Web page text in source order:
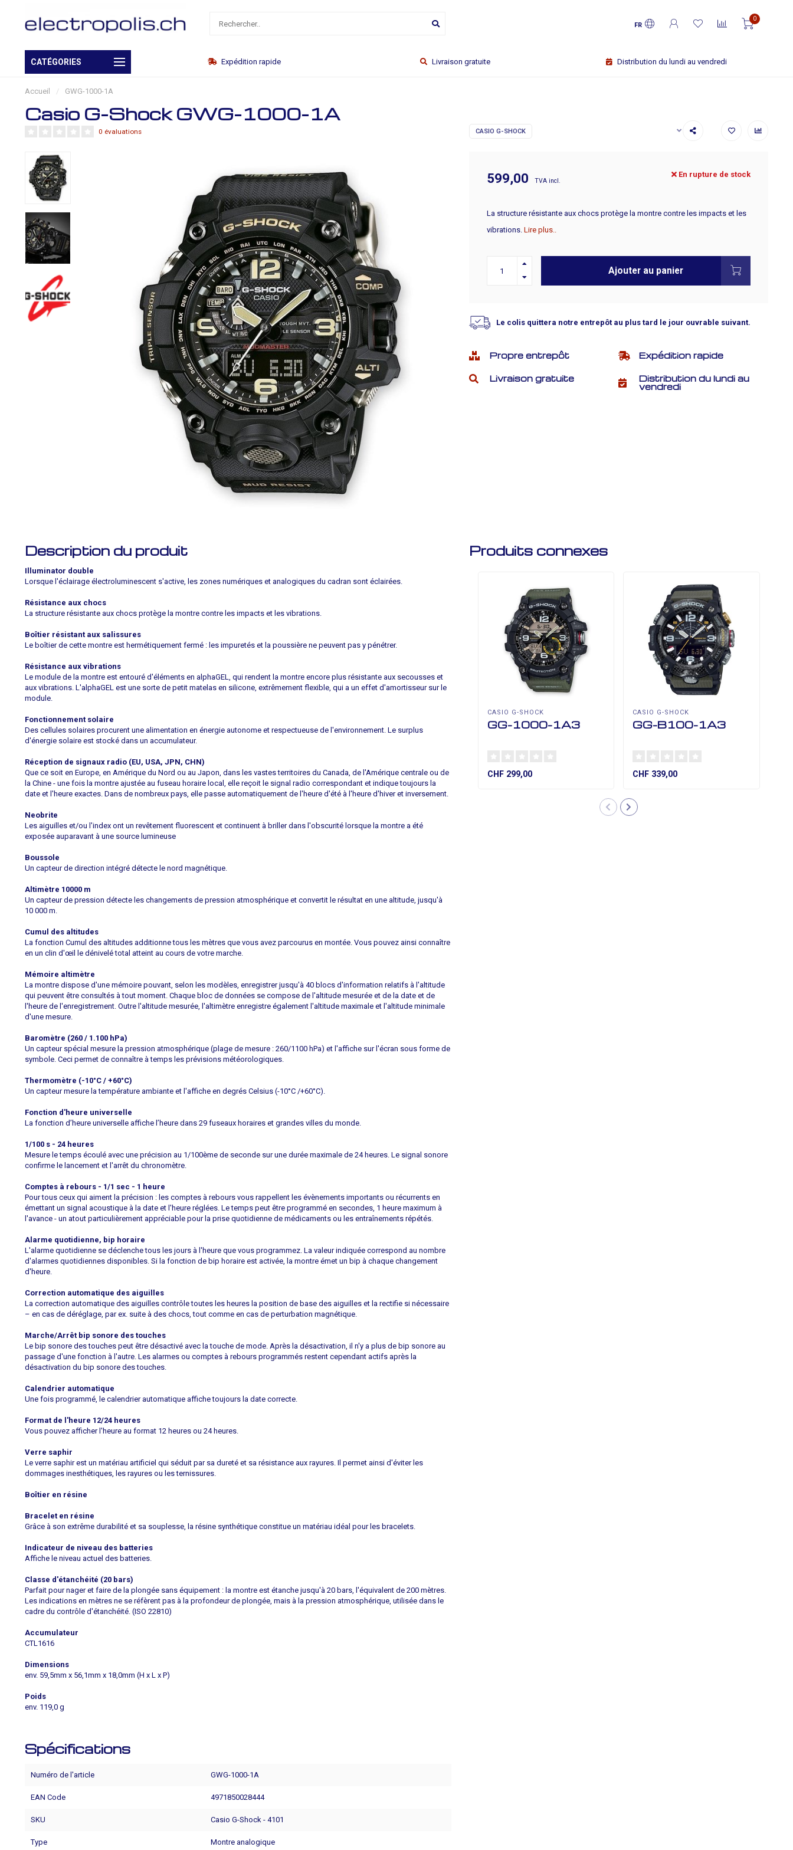
FR
0
CATÉGORIES
Expédition rapide Livraison gratuite Distribution du lundi au vendredi Propre entrepôt
Accueil / GWG-1000-1A
Casio G-Shock GWG-1000-1A
0 évaluations CASIO G-SHOCK
599,00 TVA incl.
En rupture de stock
La structure résistante aux chocs protège la montre contre les impacts et les
vibrations. Lire plus..
Ajouter au panier
Le colis quittera notre entrepôt au plus tard le jour ouvrable suivant.
Propre entrepôt Expédition rapide
Livraison gratuite Distribution du lundi au
vendredi
Description du produit
Illuminator double
Lorsque l'éclairage électroluminescent s'active, les zones numériques et analogiques du cadran sont éclairées.
Résistance aux chocs
La structure résistante aux chocs protège la montre contre les impacts et les vibrations.
Boîtier résistant aux salissures
Le boîtier de cette montre est hermétiquement fermé : les impuretés et la poussière ne peuvent pas y pénétrer.
Résistance aux vibrations
Le module de la montre est entouré d'éléments en alphaGEL, qui rendent la montre encore plus résistante aux secousses et
aux vibrations. L'alphaGEL est une sorte de petit matelas en silicone, extrêmement flexible, qui a un effet d'amortisseur sur le
module.
Fonctionnement solaire
Des cellules solaires procurent une alimentation en énergie autonome et respectueuse de l'environnement. Le surplus
d'énergie solaire est stocké dans un accumulateur.
Réception de signaux radio (EU, USA, JPN, CHN)
Que ce soit en Europe, en Amérique du Nord ou au Japon, dans les vastes territoires du Canada, de l'Amérique centrale ou de
la Chine - une fois la montre ajustée au fuseau horaire local, elle reçoit le signal radio correspondant et indique toujours la
date et l'heure exactes. Dans de nombreux pays, elle passe automatiquement de l'heure d'été à l'heure d'hiver et inversement.
Neobrite
Les aiguilles et/ou l'index ont un revêtement fluorescent et continuent à briller dans l'obscurité lorsque la montre a été
exposée auparavant à une source lumineuse
Boussole
Un capteur de direction intégré détecte le nord magnétique.
Altimètre 10000 m
Un capteur de pression détecte les changements de pression atmosphérique et convertit le résultat en une altitude, jusqu'à
10 000 m.
Cumul des altitudes
La fonction Cumul des altitudes additionne tous les mètres que vous avez parcourus en montée. Vous pouvez ainsi connaître
en un clin d'œil le dénivelé total atteint au cours de votre marche.
Mémoire altimètre
La montre dispose d'une mémoire pouvant, selon les modèles, enregistrer jusqu'à 40 blocs d'information relatifs à l'altitude
qui peuvent être consultés à tout moment. Chaque bloc de données se compose de l'altitude mesurée et de la date et de
l'heure de l'enregistrement. Outre l'altitude mesurée, l'altimètre enregistre également l'altitude maximale et l'altitude minimale
d'une mesure.
Baromètre (260 / 1.100 hPa)
Un capteur spécial mesure la pression atmosphérique (plage de mesure : 260/1100 hPa) et l'affiche sur l'écran sous forme de
symbole. Ceci permet de connaître à temps les prévisions météorologiques.
Thermomètre (-10°C / +60°C)
Un capteur mesure la température ambiante et l'affiche en degrés Celsius (-10°C /+60°C).
Fonction d'heure universelle
La fonction d’heure universelle affiche l’heure dans 29 fuseaux horaires et grandes villes du monde.
1/100 s - 24 heures
Mesure le temps écoulé avec une précision au 1/100ème de seconde sur une durée maximale de 24 heures. Le signal sonore
confirme le lancement et l'arrêt du chronomètre.
Comptes à rebours - 1/1 sec - 1 heure
Pour tous ceux qui aiment la précision : les comptes à rebours vous rappellent les évènements importants ou récurrents en
émettant un signal acoustique à la date et l'heure réglées. Le temps peut être programmé en secondes, 1 heure maximum à
l'avance - un atout particulièrement appréciable pour la prise quotidienne de médicaments ou les entraînements répétés.
Alarme quotidienne, bip horaire
L'alarme quotidienne se déclenche tous les jours à l'heure que vous programmez. La valeur indiquée correspond au nombre
d'alarmes quotidiennes disponibles. Si la fonction de bip horaire est activée, la montre émet un bip à chaque changement
d'heure.
Correction automatique des aiguilles
La correction automatique des aiguilles contrôle toutes les heures la position de base des aiguilles et la rectifie si nécessaire
– en cas de déréglage, par ex. suite à des chocs, tout comme en cas de perturbation magnétique.
Marche/Arrêt bip sonore des touches
Le bip sonore des touches peut être désactivé avec la touche de mode. Après la désactivation, il n'y a plus de bip sonore au
passage d'une fonction à l'autre. Les alarmes ou comptes à rebours programmés restent cependant actifs après la
désactivation du bip sonore des touches.
Calendrier automatique
Une fois programmé, le calendrier automatique affiche toujours la date correcte.
Format de l'heure 12/24 heures
Vous pouvez afficher l'heure au format 12 heures ou 24 heures.
Verre saphir
Le verre saphir est un matériau artificiel qui séduit par sa dureté et sa résistance aux rayures. Il permet ainsi d'éviter les
dommages inesthétiques, les rayures ou les ternissures.
Boîtier en résine
Bracelet en résine
Grâce à son extrême durabilité et sa souplesse, la résine synthétique constitue un matériau idéal pour les bracelets.
Indicateur de niveau des batteries
Affiche le niveau actuel des batteries.
Classe d'étanchéité (20 bars)
Parfait pour nager et faire de la plongée sans équipement : la montre est étanche jusqu'à 20 bars, l'équivalent de 200 mètres.
Les indications en mètres ne se réfèrent pas à la profondeur de plongée, mais à la pression atmosphérique, utilisée dans le
cadre du contrôle d'étanchéité. (ISO 22810)
Accumulateur
CTL1616
Dimensions
env. 59,5mm x 56,1mm x 18,0mm (H x L x P)
Poids
env. 119,0 g
Spécifications
Numéro de l'article GWG-1000-1A
EAN Code 4971850028444
SKU Casio G-Shock - 4101
Type Montre analogique
Produits connexes
CASIO G-SHOCK
GG-1000-1A3
CHF 299,00
CASIO G-SHOCK
GG-B100-1A3
CHF 339,00